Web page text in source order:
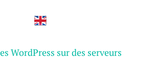
WordPress sur des serveurs